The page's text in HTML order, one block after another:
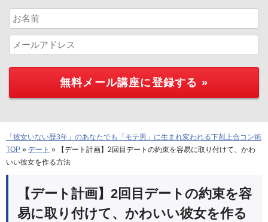
「彼女いない歴3年」のあなたでも「モテ男」に生まれ変われる下剋上合コン術
TOP » デート »
【デート計画】2回目デートの約束を容易に取り付けて、かわ
いい彼女を作る方法
【デート計画】2回目デートの約束を容
易に取り付けて、かわいい彼女を作る